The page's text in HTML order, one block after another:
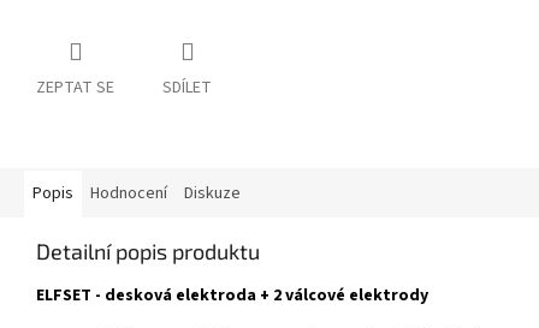
ZEPTAT SE SDÍLET
Popis Hodnocení Diskuze
Detailní popis produktu
ELFSET - desková elektroda + 2 válcové elektrody